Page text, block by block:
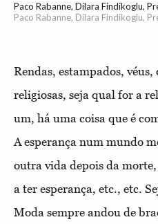
Paco Rabanne, Dilara Findikoglu,
Paco Rabanne, Dilara Findikoglu,
Rendas, estampados, véus,
religiosas, seja qual for a
um, há uma coisa que é
A esperança num mundo
outra vida depois da
a ter esperança, etc., etc.
Moda sempre andou de